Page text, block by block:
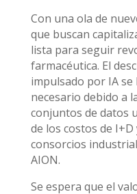
Con una ola de
que buscan
lista para seguir
farmacéutica. El
impulsado por IA
necesario debido a
conjuntos de datos
de los costos de
consorcios
AION.
Se espera que el